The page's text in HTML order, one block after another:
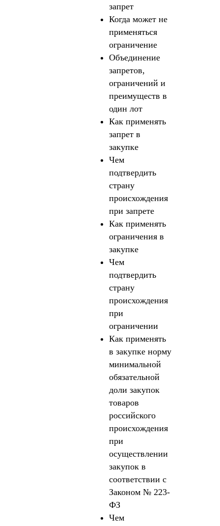
запрет
Когда может не
применяться
ограничение
Объединение
запретов,
ограничений и
преимуществ в
один лот
Как применять
запрет в
закупке
Чем
подтвердить
страну
происхождения
при запрете
Как применять
ограничения в
закупке
Чем
подтвердить
страну
происхождения
при
ограничении
Как применять
в закупке норму
минимальной
обязательной
доли закупок
товаров
российского
происхождения
при
осуществлении
закупок в
соответствии с
Законом № 223-
ФЗ
Чем